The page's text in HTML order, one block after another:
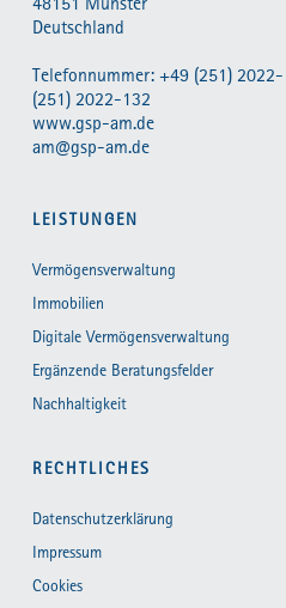
Deutschland
Telefonnummer: +49 (251)
(251) 2022-132
www.gsp-am.de
am@gsp-am.de
LEISTUNGEN
Vermögensverwaltung
Immobilien
Digitale Vermögensverwaltung
Ergänzende Beratungsfelder
Nachhaltigkeit
RECHTLICHES
Datenschutzerklärung
Impressum
Cookies